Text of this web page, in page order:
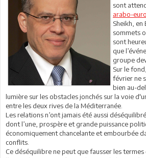
sont
arabo-
Sheikh, en
sommets
sont
que
groupe
Sur le
février ne
bien au-
lumière sur les obstacles jonchés sur la voie
entre les deux rives de la Méditerranée.
Les relations n’ont jamais été aussi
dont l’une, prospère et grande puissance
économiquement chancelante et embourbée
conflits.
Ce déséquilibre ne peut que fausser les